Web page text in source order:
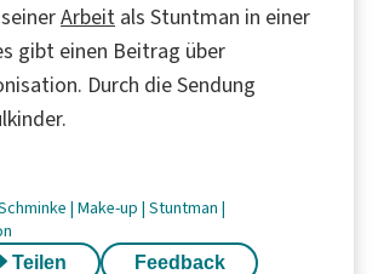
Arbeit als Stuntman in einer
gibt einen Beitrag über
Durch die Sendung
| Make-up | Stuntman |
Teilen Feedback